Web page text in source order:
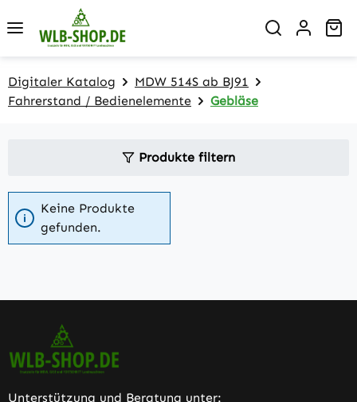
Zum Hauptinhalt springen
Digitaler Katalog
MDW 514S ab BJ91
Fahrerstand / Bedienelemente
Gebläse
Produkte filtern
Keine Produkte
gefunden.
Unterstützung und Beratung unter: